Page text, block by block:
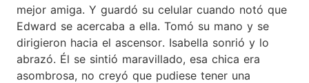
mejor amiga. Y guardó su celular cuando notó que
Edward se acercaba a ella. Tomó su mano y se
dirigieron hacia el ascensor. Isabella sonrió y lo
abrazó. Él se sintió maravillado, esa chica era
asombrosa, no creyó que pudiese tener una